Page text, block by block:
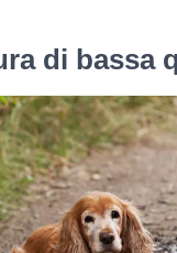
di bassa